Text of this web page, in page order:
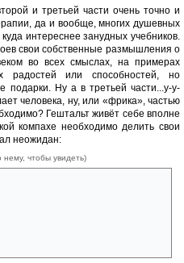
и третьей части очень точно и
да и вообще, многих душевных
интереснее занудных учебников.
свои собственные размышления о
во всех смыслах, на примерах
радостей или способностей, но
подарки. Ну а в третьей части...у-у-
человека, ну, или «фрика», частью
Гештальт живёт себе вполне
компахе необходимо делить свои
неожидан:
нему, чтобы увидеть)